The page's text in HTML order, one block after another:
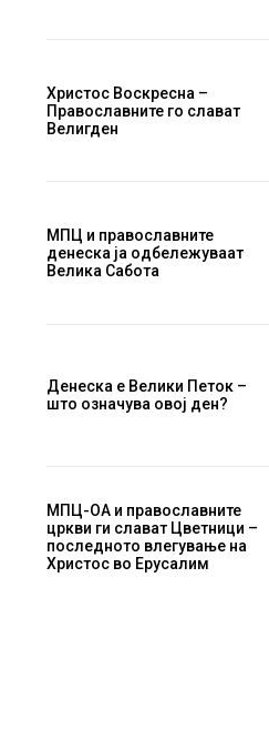
Website:
Христос Воскресна –
Православните го слават
Велигден
МПЦ и православните
денеска ја одбележуваат
Велика Сабота
Денеска е Велики Петок –
што означува овој ден?
МПЦ-ОА и православните
цркви ги слават Цветници –
последното влегување на
Христос во Ерусалим